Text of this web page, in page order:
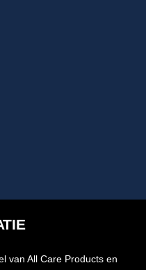
van All Care Products en